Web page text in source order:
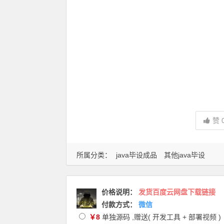
赞
所属分类： java毕设成品 其他java毕设
价格说明 ：
发货百度云网盘下载链接
付款方式：
微信
￥8 单独源码 ,赠送( 开发工具 + 部署视频 )